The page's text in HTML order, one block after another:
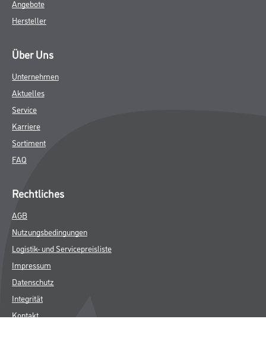
Angebote
Hersteller
Über Uns
Unternehmen
Aktuelles
Service
Karriere
Sortiment
FAQ
Rechtliches
AGB
Nutzungsbedingungen
Logistik- und Servicepreisliste
Impressum
Datenschutz
Integrität
Kontakt